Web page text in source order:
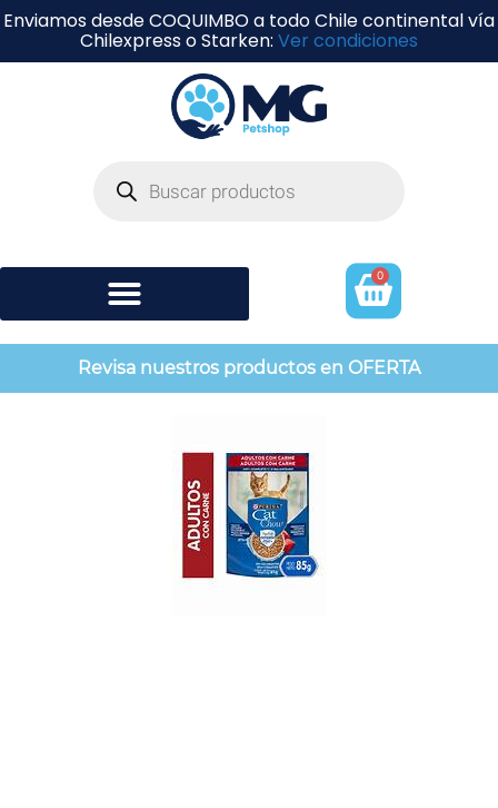
Enviamos desde COQUIMBO a todo Chile continental vía
Chilexpress o Starken: Ver condiciones
0
Revisa nuestros productos en OFERTA